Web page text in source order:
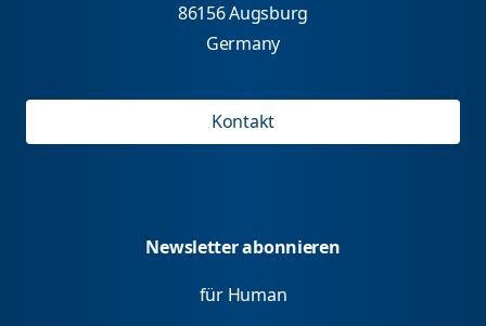
86156 Augsburg
Germany
Kontakt
Newsletter abonnieren
für Human